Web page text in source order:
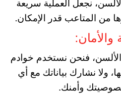
من المتاعب قدر الإمكان.
فنحن نستخدم خوادم
ولا نشارك بياناتك مع أي
وأمنك.